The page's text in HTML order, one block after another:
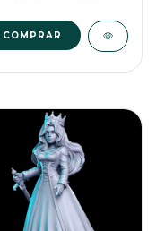
COMPRAR